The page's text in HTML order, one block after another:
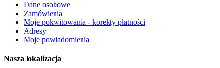
Dane osobowe
Zamówienia
Moje pokwitowania - korekty płatności
Adresy
Moje powiadomienia
Nasza lokalizacja